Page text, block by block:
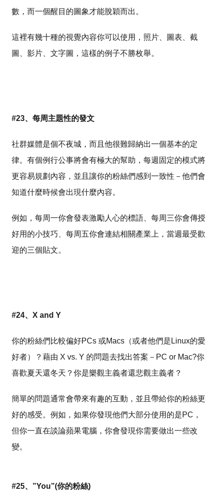
數，而一個醒目的圖象才能脫穎而出。
這裡有幾十種的視覺內容你可以使用，照片、圖表、截
圖、影片、文字圖，這樣的例子不勝枚舉。
#23、每周主題性的發文
社群媒體是個不夜城，而且他很難歸納出一個基本的定
律。有個例行公事將會有極大的幫助，每週固定的模式將
更容易規劃內容，並且讓你的粉絲們感到一致性－他們會
知道什麼時候會出現什麼內容。
例如，每周一你會發表激勵人心的標語、每周三你會傳授
好用的小技巧、每周五你會連結相關產業上，當週最受歡
迎的三個貼文。
#24、X and Y
你的粉絲們比較偏好PCs 或Macs（或者他們是Linux的愛
好者）？藉由 X vs. Y 的問題去找出答案－PC or Mac?你
喜歡夏天還冬天？你是樂觀主義者還悲觀主義者？
簡單的問題通常會帶來有趣的互動，並且帶給你的粉絲更
好的感受。例如，如果你發現他們大部分使用的是PC，
但你一直在談論蘋果電腦，你會發現你需要做出一些改
變。
#25、”You”(你的粉絲)